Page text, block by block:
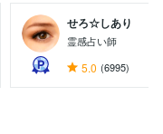
せろ☆しあり
霊感占い師
5.0 (6995)